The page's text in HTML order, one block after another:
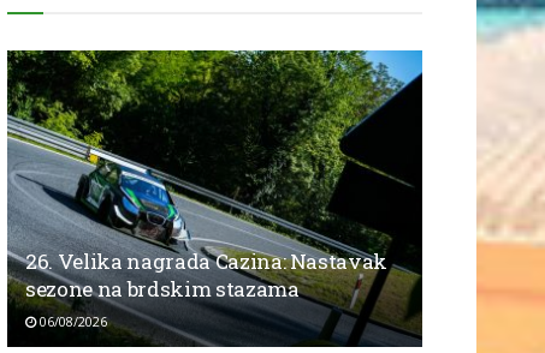
26. Velika nagrada Cazina: Nastavak
sezone na brdskim stazama
06/08/2026